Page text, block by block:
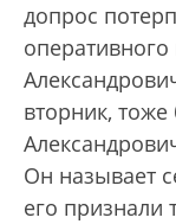
допрос
вторник,
Он называет
его признали